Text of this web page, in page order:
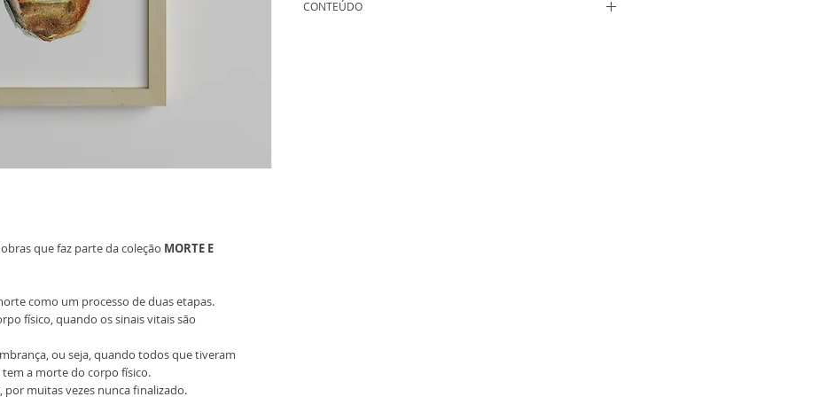
que faz parte da coleção MORTE E
como um processo de duas etapas.
físico, quando os sinais vitais são
ou seja, quando todos que tiveram
a morte do corpo físico.
muitas vezes nunca finalizado.
Peça única
assinada em alto-relevo pelo artista. A série CARA A CARA é
CONTEÚDO